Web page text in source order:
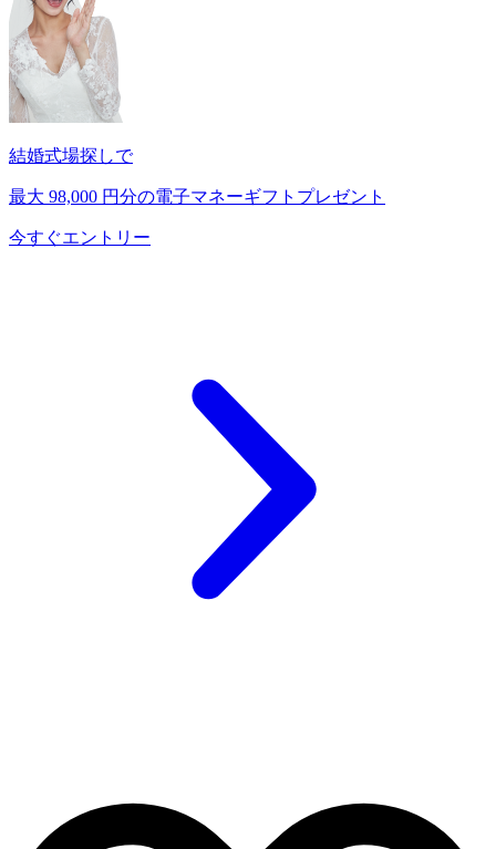
結婚式場探しで
最大 98,000 円分の電子マネーギフトプレゼント
今すぐエントリー